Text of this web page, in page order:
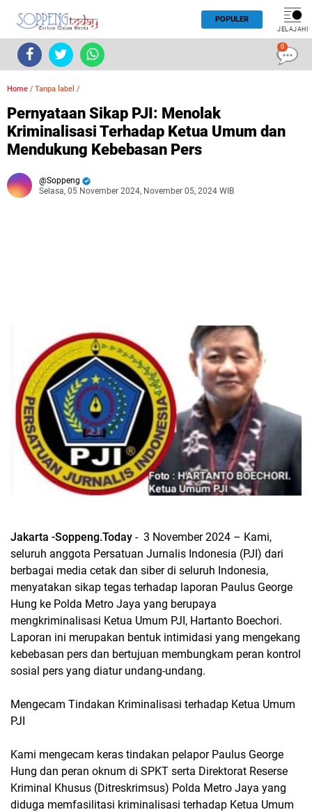
POPULER
JELAJAHI
Home / Tanpa label /
Pernyataan Sikap PJI: Menolak
Kriminalisasi Terhadap Ketua Umum dan
Mendukung Kebebasan Pers
Soppeng
Selasa, 05 November 2024, November 05, 2024 WIB
Jakarta -Soppeng.Today - 3 November 2024 – Kami,
seluruh anggota Persatuan Jurnalis Indonesia (PJI) dari
berbagai media cetak dan siber di seluruh Indonesia,
menyatakan sikap tegas terhadap laporan Paulus George
Hung ke Polda Metro Jaya yang berupaya
mengkriminalisasi Ketua Umum PJI, Hartanto Boechori.
Laporan ini merupakan bentuk intimidasi yang mengekang
kebebasan pers dan bertujuan membungkam peran kontrol
sosial pers yang diatur undang-undang.
Mengecam Tindakan Kriminalisasi terhadap Ketua Umum
PJI
Kami mengecam keras tindakan pelapor Paulus George
Hung dan peran oknum di SPKT serta Direktorat Reserse
Kriminal Khusus (Ditreskrimsus) Polda Metro Jaya yang
diduga memfasilitasi kriminalisasi terhadap Ketua Umum
0